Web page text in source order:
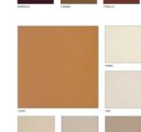
международными
критичных партий